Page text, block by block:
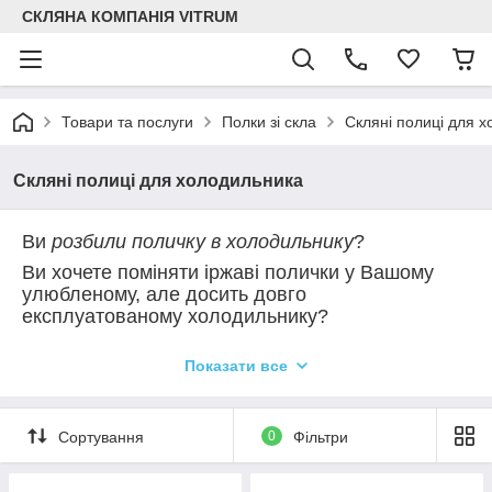
СКЛЯНА КОМПАНІЯ VITRUM
Товари та послуги Полки зі скла Скляні полиці для
Скляні полиці для холодильника
Ви розбили поличку в холодильнику?
Ви хочете поміняти іржаві полички у Вашому
улюбленому, але досить довго
експлуатованому холодильнику?
Замовляйте у нас полички з безпечного скла
будь-якого розміру,
будь-якої товщини,
Показати все
Сортування 0 Фільтри